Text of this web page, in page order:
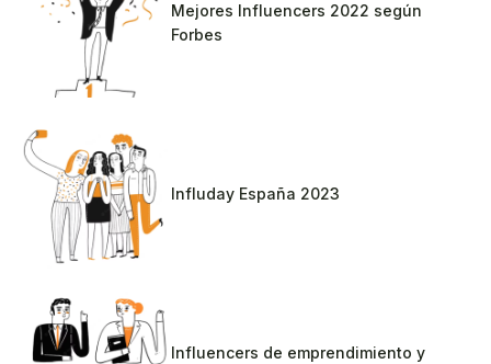
Mejores Influencers 2022 según
Forbes
Influday España 2023
Influencers de emprendimiento y